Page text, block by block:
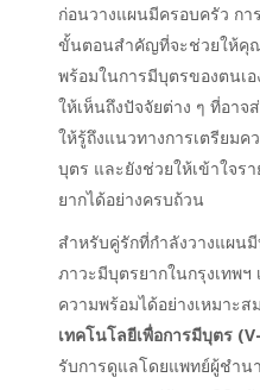
ก่อนวางแผนมีครอบครัว กา
ขั้นตอนสำคัญที่จะช่วยให้คุ
พร้อมในการมีบุตรของตนเ
ให้เห็นถึงปัจจัยต่าง ๆ ที่อาจ
ให้รู้ถึงแนวทางการเตรียม
บุตร และยังช่วยให้เข้าใจร
ยากได้อย่างครบถ้วน
สำหรับคู่รักที่กำลังวางแผน
ภาวะมีบุตรยากในกรุงเทพฯ
ความพร้อมได้อย่างเหมาะส
เทคโนโลยีเพื่อการมีบุตร
รับการดูแลโดยแพทย์ผู้ชำน